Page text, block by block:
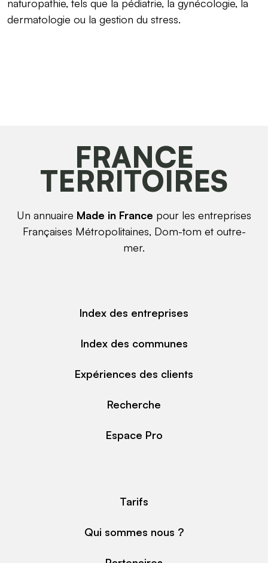
naturopathie, tels que la pédiatrie, la gynécologie, la
dermatologie ou la gestion du stress.
FRANCE
TERRITOIRES
Un annuaire Made in France pour les entreprises
Françaises Métropolitaines, Dom-tom et outre-
mer.
Index des entreprises
Index des communes
Expériences des clients
Recherche
Espace Pro
Tarifs
Qui sommes nous ?